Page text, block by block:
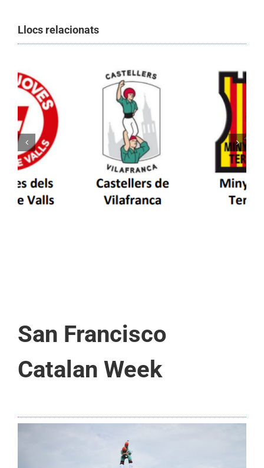
Llocs relacionats
Els Castellers de Vilafranca organitzen la
segona edició de Festa Canalla, un matí
d’activitats per als més petits de la comarca
San Francisco
Catalan Week